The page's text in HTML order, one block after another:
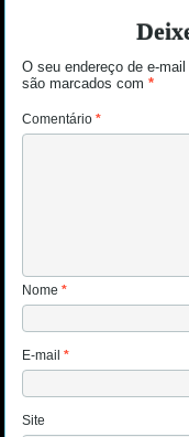
O seu endereço de e-
são marcados com*
Comentário*
Nome*
E-mail*
Site